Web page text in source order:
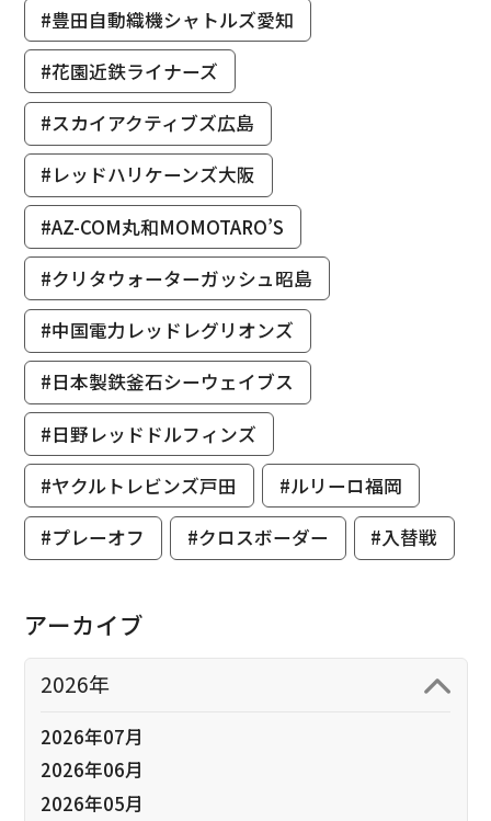
#豊田自動織機シャトルズ愛知
#花園近鉄ライナーズ
#スカイアクティブズ広島
#レッドハリケーンズ大阪
#AZ-COM丸和MOMOTARO’S
#クリタウォーターガッシュ昭島
#中国電力レッドレグリオンズ
#日本製鉄釜石シーウェイブス
#日野レッドドルフィンズ
#ヤクルトレビンズ戸田
#ルリーロ福岡
#プレーオフ
#クロスボーダー #入替戦
アーカイブ
2026年
2026年07月
2026年06月
2026年05月